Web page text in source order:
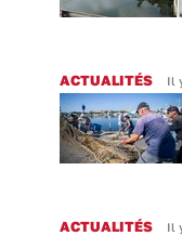
ACTUALITÉS Il
ACTUALITÉS Il